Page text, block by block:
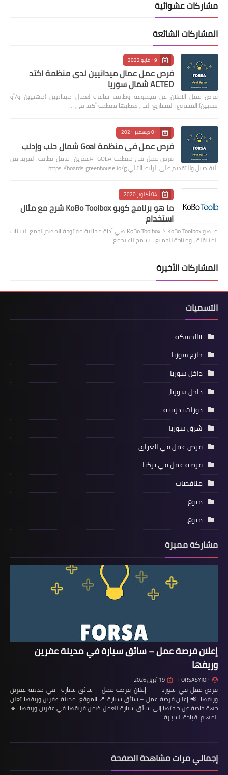
مشاركات عشوائية
المشاركات الشائعة
19 مايو 2022
فرص عمل عمال ميدانيين لدى منظمة اكتد
ACTED شمال سوريا
فرص عمل الإعلان عن مجموعة وظائف شاغرة لعمال ميدانيين (مهنيين و/أو
تقنيين) المشروع: المشاريع التي تغطيها منظمة أكتد في …
01 ديسمبر 2021
فرص عمل في منظمة Goal شمال حلب وإدلب
فرص عمل في منظمة GOLA #عفرين عامل نظافة لمزيد من
التفاصيل وللتقديم على الرابط التالي https://boards.greenhouse.io/g…
04 أكتوبر 2020
ما هو برنامج كوبو KoBo Toolbox شرح مع مثال
استخدام
ما هو KoBo Toolbox ؟ KoBo Toolbox هي أداة مجانية مفتوحة المصدر لجمع البيانات
المتنقلة ، ومتاحة للجميع. يسمح لك بجمع …
المشاركات الأخيرة
التسميات
#الحسكة
خارج سوريا
داخل سوريا
داخل سوريا،
دورات تدريبية
شرق سوريا
فرص عمل في العراق
فرصة عمل في تركيا
مناقصات
منوع
منوع،
مشاركة مميزة
إعلان فرصة عمل – سائق سيارة في مدينة عفرين
وريفها
FORSASYJOP 19 أبريل 2026
فرص عمل في سوريا إعلان فرصة عمل – سائق سيارة في مدينة عفرين
وريفها 📢 إعلان فرصة عمل – سائق سيارة 📍 الموقع: مدينة عفرين وريفها تعلن
جهة خاصة عن حاجتها إلى سائق سيارة للعمل ضمن فريقها في عفرين وريفها. 🔹
المهام: قيادة السيارة…
إجمالي مرات مشاهدة الصفحة